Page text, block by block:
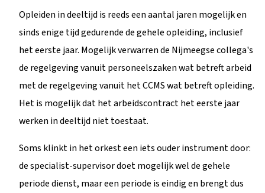
Opleiden in deeltijd is reeds een aantal jaren mogelijk en
sinds enige tijd gedurende de gehele opleiding, inclusief
het eerste jaar. Mogelijk verwarren de Nijmeegse collega's
de regelgeving vanuit personeelszaken wat betreft arbeid
met de regelgeving vanuit het CCMS wat betreft opleiding.
Het is mogelijk dat het arbeidscontract het eerste jaar
werken in deeltijd niet toestaat.
Soms klinkt in het orkest een iets ouder instrument door:
de specialist-supervisor doet mogelijk wel de gehele
periode dienst, maar een periode is eindig en brengt dus